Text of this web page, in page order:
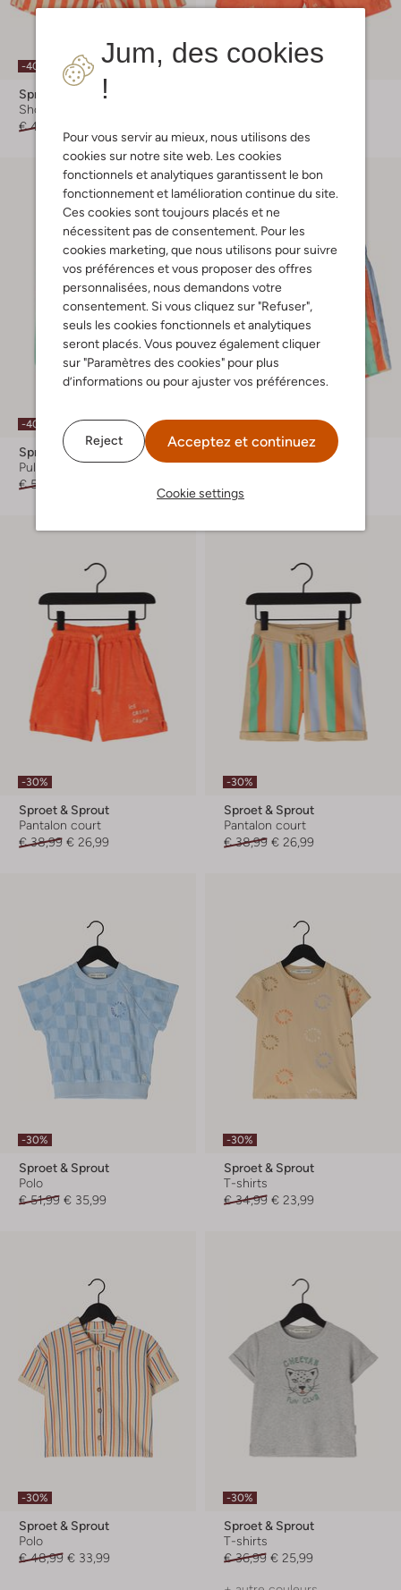
Jum, des cookies
!
Pour vous servir au mieux, nous utilisons des
cookies sur notre site web. Les cookies
fonctionnels et analytiques garantissent le bon
fonctionnement et lamélioration continue du site.
Ces cookies sont toujours placés et ne
nécessitent pas de consentement. Pour les
cookies marketing, que nous utilisons pour suivre
vos préférences et vous proposer des offres
personnalisées, nous demandons votre
consentement. Si vous cliquez sur "Refuser",
seuls les cookies fonctionnels et analytiques
seront placés. Vous pouvez également cliquer
sur "Paramètres des cookies" pour plus
d’informations ou pour ajuster vos préférences.
Reject Acceptez et continuez
Cookie settings
-40%
Sproet & Sprout
Short de bain
€ 41,99
-30%
-40%
Sproet & Sprout
Pull
€ 56,99
Sproet & Sprout
Short de bain
-30%
Sproet & Sprout
Pantalon court
€ 38,99 € 26,99
-30%
Sproet & Sprout
Pantalon court
€ 38,99 € 26,99
-30%
Sproet & Sprout
Polo
€ 51,99 € 35,99
-30%
Sproet & Sprout
T-shirts
€ 34,99 € 23,99
-30%
Sproet & Sprout
Polo
€ 48,99 € 33,99
-30%
Sproet & Sprout
T-shirts
€ 36,99 € 25,99